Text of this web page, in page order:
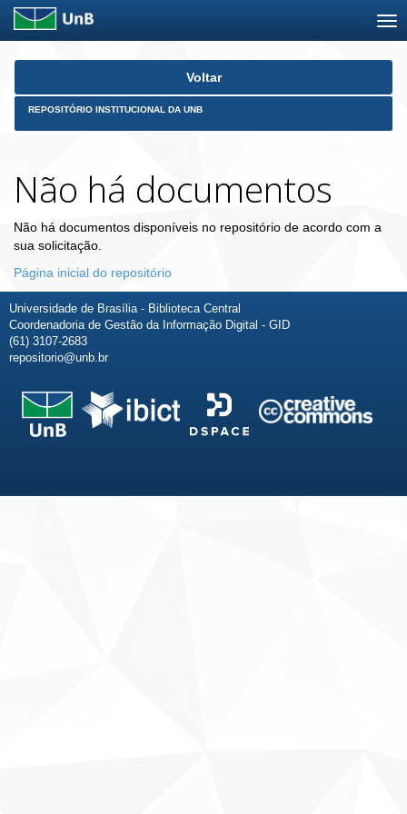
Skip
Voltar
REPOSITÓRIO INSTITUCIONAL DA UNB
Não há documentos
Não há documentos disponíveis no repositório de acordo com a
sua solicitação.
Página inicial do repositório
Universidade de Brasília - Biblioteca Central
Coordenadoria de Gestão da Informação Digital - GID
(61) 3107-2683
repositorio@unb.br